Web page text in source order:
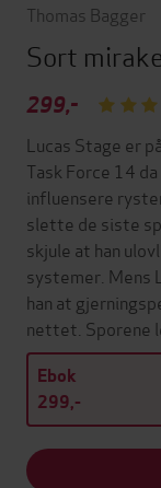
Thomas Bagger
Sort
299,-
Lucas Stage er
Task Force 14
influensere
slette de siste
skjule at han
systemer. Mens
han at
nettet. Sporene
Ebok
299,-